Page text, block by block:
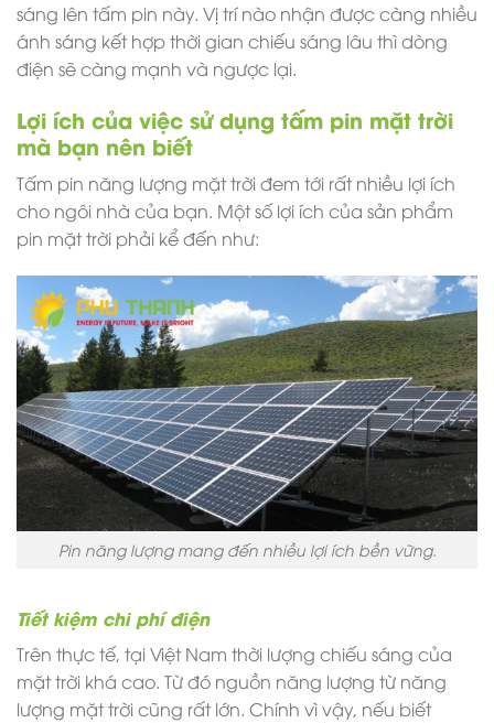
sáng lên tấm pin này. Vị trí nào nhận được càng nhiều
ánh sáng kết hợp thời gian chiếu sáng lâu thì dòng
điện sẽ càng mạnh và ngược lại.
Lợi ích của việc sử dụng tấm pin mặt trời
mà bạn nên biết
Tấm pin năng lượng mặt trời đem tới rất nhiều lợi ích
cho ngôi nhà của bạn. Một số lợi ích của sản phẩm
pin mặt trời phải kể đến như:
Pin năng lượng mang đến nhiều lợi ích bền vững.
Tiết kiệm chi phí điện
Trên thực tế, tại Việt Nam thời lượng chiếu sáng của
mặt trời khá cao. Từ đó nguồn năng lượng từ năng
lượng mặt trời cũng rất lớn. Chính vì vậy, nếu biết